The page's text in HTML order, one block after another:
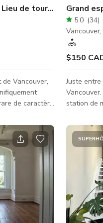
de tournage / We
Vancouver,
de caractère
pour
meubles, puis
de travail
Ellis a été
créatif
Grand
5.0 (34)
Vancouver,
$150
Juste
station de
carrés se
billard,
de
LED, de
et d'une mini cuisine
sans
sortes de